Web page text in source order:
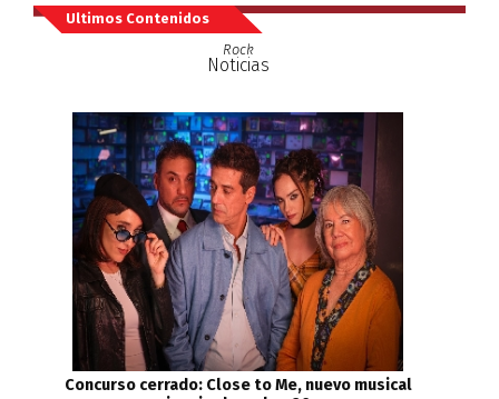
Ultimos Contenidos
Rock
Noticias
Concurso cerrado: Close to Me, nuevo musical